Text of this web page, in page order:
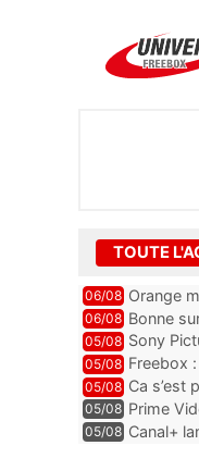
TOUTE
06/08 Orange
06/08 Bonne
inclus
05/08 Sony
05/08 Freebox
05/08 Ca s’est
pointe le
05/08 Prime
ce
05/08 Canal+